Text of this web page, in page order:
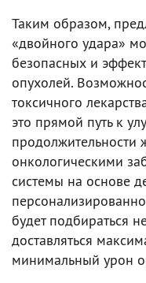
Таким образом,
«двойного удара»
безопасных и
опухолей.
токсичного
это прямой путь к
продолжительности
онкологическими
системы на основе
будет подбираться
доставляться
минимальный урон